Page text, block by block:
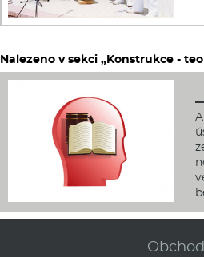
Nalezeno v sekci „Konstrukce -